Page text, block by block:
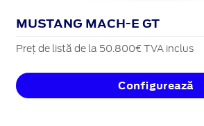
MUSTANG MACH-E GT
Preț de listă de la 50.800€ TVA inclus
Configurează